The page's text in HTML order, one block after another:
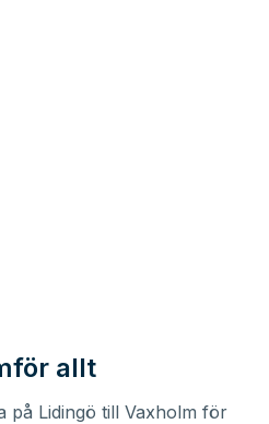
allt
på Lidingö till Vaxholm för